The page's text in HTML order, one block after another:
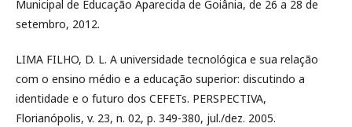
Municipal de Educação Aparecida de Goiânia, de 26 a 28 de
setembro, 2012.
LIMA FILHO, D. L. A universidade tecnológica e sua relação
com o ensino médio e a educação superior: discutindo a
identidade e o futuro dos CEFETs. PERSPECTIVA,
Florianópolis, v. 23, n. 02, p. 349-380, jul./dez. 2005.